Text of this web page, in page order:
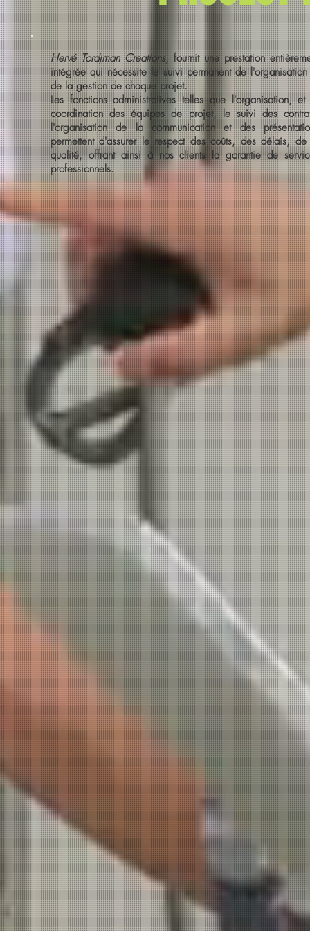
Hervé Tordjman Creations, fournit une prestation
intégrée qui nécessite le suivi permanent de
de la gestion de chaque projet.
Les fonctions administratives telles que l'organisation,
coordination des équipes de projet, le suivi des
l'organisation de la communication et des
permettent d'assurer le respect des coûts, des délais,
qualité, offrant ainsi à nos clients la garantie de
professionnels.